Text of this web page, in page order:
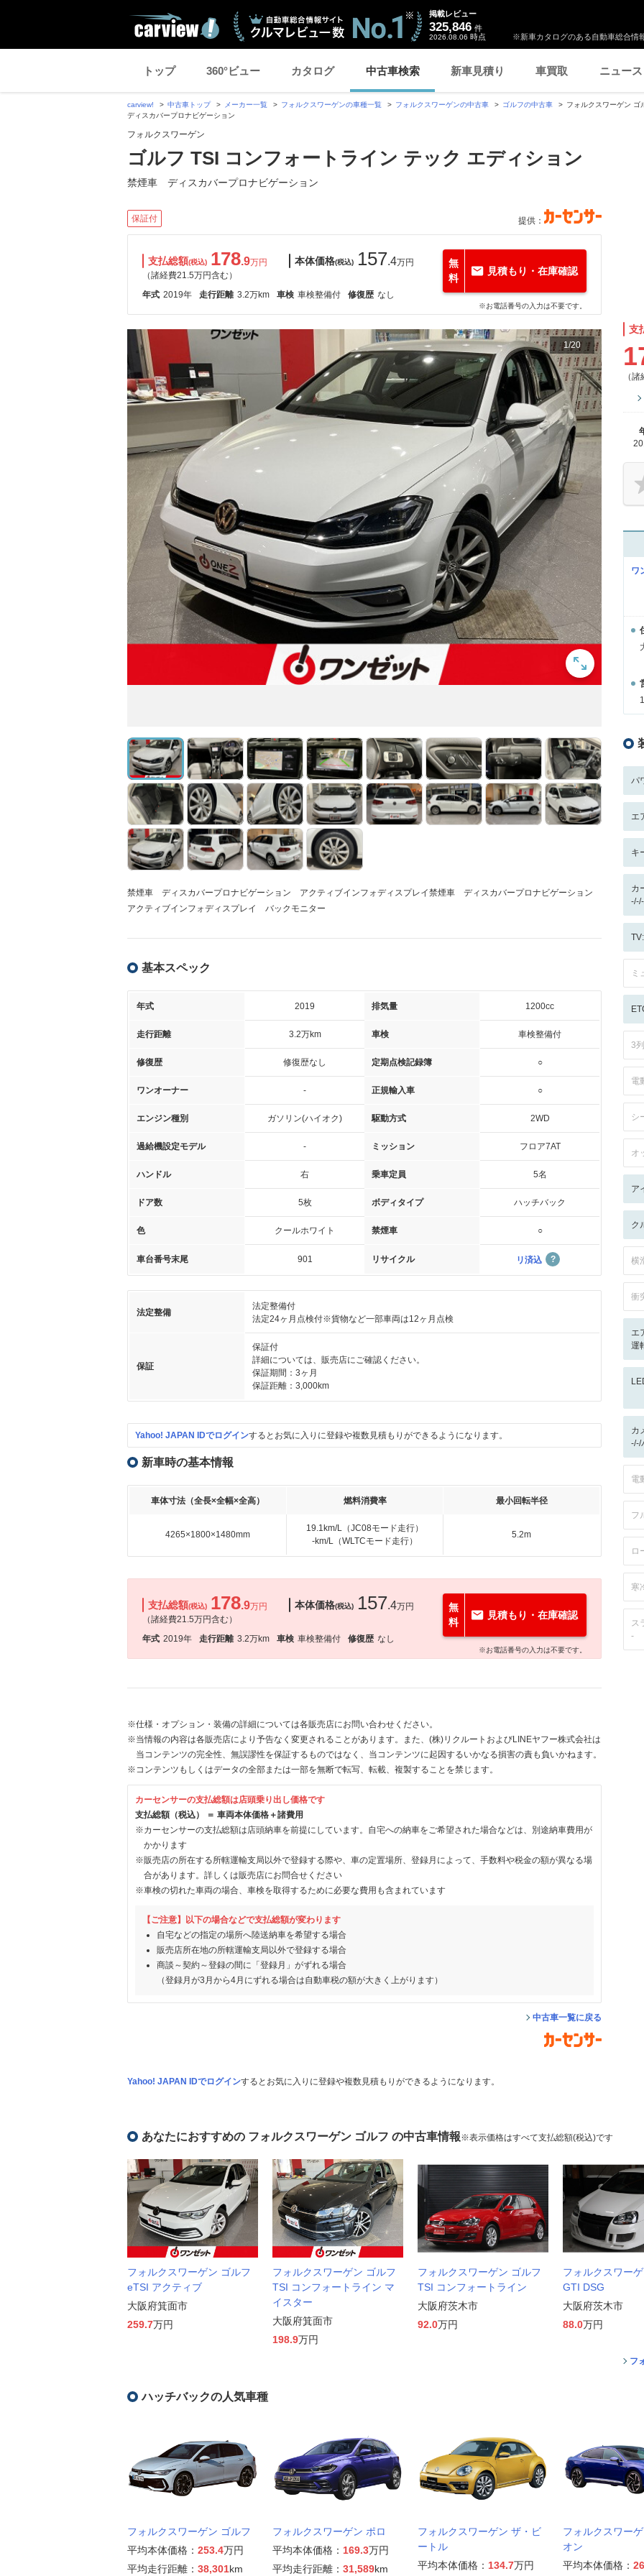
※新車カタログのある自動車総合情
掲載レビュー
325,846 件
2026.08.06 時点
トップ 360°ビュー カタログ 中古車検索 新車見積り 車買取 ニュース
carview! 中古車トップ メーカー一覧 フォルクスワーゲンの車種一覧 フォルクスワーゲンの中古車 ゴルフの中古車
フォルクスワーゲン
ディスカバープロナビゲーション
フォルクスワーゲン
ゴルフ TSI コンフォートライン テック エディション
禁煙車 ディスカバープロナビゲーション
保証付 提供：
支払総額(税込) 178.9万円
（諸経費21.5万円含む）
本体価格(税込) 157.4万円
年式 2019年 走行距離 3.2万km 車検 車検整備付 修復歴 なし
無
料
見積もり・在庫確認
※お電話番号の入力は不要です。
1/20
禁煙車 ディスカバープロナビゲーション アクティブインフォディスプレイ禁煙車 ディスカバープロナビゲーション
アクティブインフォディスプレイ バックモニター
基本スペック
年式 2019 排気量 1200cc
走行距離 3.2万km 車検 車検整備付
修復歴 修復歴なし 定期点検記録簿 ○
ワンオーナー - 正規輸入車 ○
エンジン種別 ガソリン(ハイオク) 駆動方式 2WD
過給機設定モデル - ミッション フロア7AT
ハンドル 右 乗車定員 5名
ドア数 5枚 ボディタイプ ハッチバック
色 クールホワイト 禁煙車 ○
車台番号末尾 901 リサイクル リ済込
法定整備
法定整備付
法定24ヶ月点検付※貨物など一部車両は12ヶ月点検
保証
保証付
詳細については、販売店にご確認ください。
保証期間：3ヶ月
保証距離：3,000km
Yahoo! JAPAN IDでログインするとお気に入りに登録や複数見積もりができるようになります。
新車時の基本情報
車体寸法（全長×全幅×全高） 燃料消費率 最小回転半径
4265×1800×1480mm
19.1km/L（JC08モード走行）
-km/L（WLTCモード走行）
5.2m
支払総額(税込) 178.9万円
（諸経費21.5万円含む）
本体価格(税込) 157.4万円
年式 2019年 走行距離 3.2万km 車検 車検整備付 修復歴 なし
無
料
見積もり・在庫確認
※お電話番号の入力は不要です。
※仕様・オプション・装備の詳細については各販売店にお問い合わせください。
※当情報の内容は各販売店により予告なく変更されることがあります。また、(株)リクルートおよびLINEヤフー株式会社は
当コンテンツの完全性、無誤謬性を保証するものではなく、当コンテンツに起因するいかなる損害の責も負いかねます。
※コンテンツもしくはデータの全部または一部を無断で転写、転載、複製することを禁じます。
カーセンサーの支払総額は店頭乗り出し価格です
支払総額（税込） ＝ 車両本体価格＋諸費用
※カーセンサーの支払総額は店頭納車を前提にしています。自宅への納車をご希望された場合などは、別途納車費用が
かかります
※販売店の所在する所轄運輸支局以外で登録する際や、車の定置場所、登録月によって、手数料や税金の額が異なる場
合があります。詳しくは販売店にお問合せください
※車検の切れた車両の場合、車検を取得するために必要な費用も含まれています
【ご注意】以下の場合などで支払総額が変わります
自宅などの指定の場所へ陸送納車を希望する場合
販売店所在地の所轄運輸支局以外で登録する場合
商談～契約～登録の間に「登録月」がずれる場合
（登録月が3月から4月にずれる場合は自動車税の額が大きく上がります）
中古車一覧に戻る
Yahoo! JAPAN IDでログインするとお気に入りに登録や複数見積もりができるようになります。
支
（
ワ
パ
エ
キ
カ
ミ
3
電
シ
オ
ア
ク
横
衝
エ
運
カ
-/-/
電
フ
ロ
寒
ス
-
あなたにおすすめの フォルクスワーゲン ゴルフ の中古車情報※表示価格はすべて支払総額(税込)です
フォルクスワーゲン ゴルフ
eTSI アクティブ
大阪府箕面市
259.7万円
フォルクスワーゲン ゴルフ
TSI コンフォートライン マ
イスター
大阪府箕面市
198.9万円
フォルクスワーゲン ゴルフ
TSI コンフォートライン
大阪府茨木市
92.0万円
フォルクスワー
GTI DSG
大阪府茨木市
88.0万円
フ
ハッチバックの人気車種
フォルクスワーゲン ゴルフ
平均本体価格： 253.4万円
平均走行距離： 38,301km
フォルクスワーゲン ポロ
平均本体価格： 169.3万円
平均走行距離： 31,589km
フォルクスワーゲン ザ・ビ
ートル
平均本体価格： 134.7万円
フォルクスワー
オン
平均本体価格：